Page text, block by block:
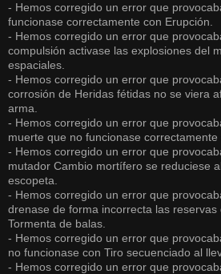
- Hemos corregido un error que
funcionase correctamente con Erupción.
- Hemos corregido un error que
compulsión activase las explosiones del
espaciales.
- Hemos corregido un error que
corrosión de Heridas fétidas no se viera
arma.
- Hemos corregido un error que
muerte que no funcionase correctamente
- Hemos corregido un error que
mutador Cambio mortífero se reduciese
escopeta.
- Hemos corregido un error que
drenase de forma incorrecta las
Tormenta de balas.
- Hemos corregido un error que
no funcionase con Tiro secuenciado al
- Hemos corregido un error que